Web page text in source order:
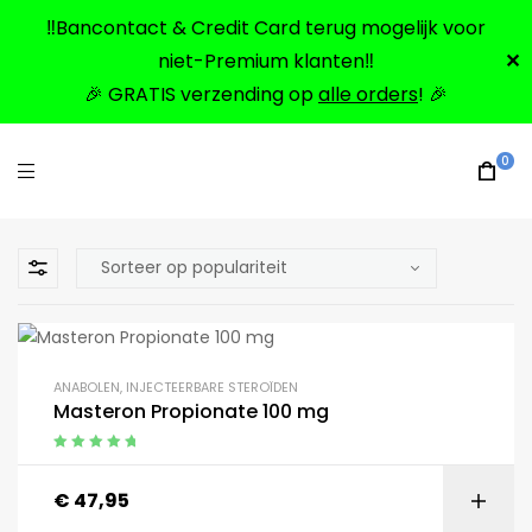
‼️Bancontact & Credit Card terug mogelijk voor
niet-Premium klanten‼️
🎉 GRATIS verzending opalle orders! 🎉
✕
0
ANABOLEN, INJECTEERBARE STEROÏDEN
Masteron Propionate 100 mg
€ 47,95